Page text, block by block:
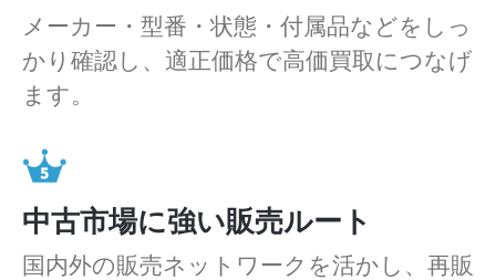
メーカー・型番・状態・付属品などをしっ
かり確認し、適正価格で高価買取につなげ
ます。
中古市場に強い販売ルート
国内外の販売ネットワークを活かし、再販